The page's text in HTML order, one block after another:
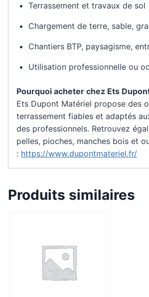
Terrassement et travaux de sol
Chargement de terre, sable,
Chantiers BTP, paysagisme,
Utilisation professionnelle ou
Pourquoi acheter chez Ets
Ets Dupont Matériel propose des
terrassement fiables et adaptés
des professionnels. Retrouvez
pelles, pioches, manches bois et
: https://www.dupontmateriel.fr/
Produits similaires